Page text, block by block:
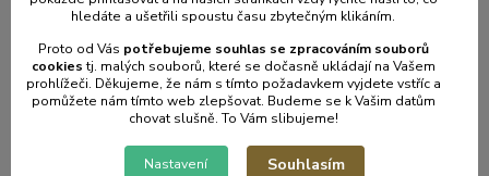
hledáte a ušetřili spoustu času zbytečným klikáním.
Proto od Vás potřebujeme souhlas se zpracováním souborů
cookiestj. malých souborů, které se dočasně ukládají na Vašem
prohlížeči. Děkujeme, že nám s tímto požadavkem vyjdete vstříc a
pomůžete nám tímto web zlepšovat. Budeme se k Vašim datům
chovat slušně. To Vám slibujeme!
Nastavení Souhlasím